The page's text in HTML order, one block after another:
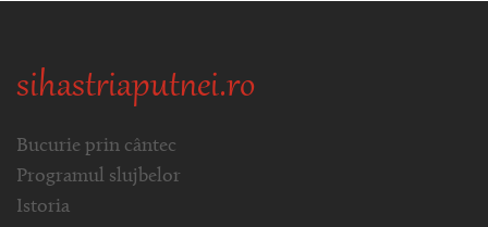
sihastriaputnei.ro
Bucurie prin cântec
Programul slujbelor
Istoria